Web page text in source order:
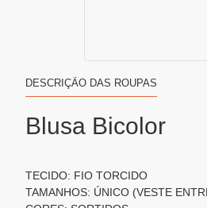
DESCRIÇÃO DAS ROUPAS
Blusa Bicolor
TECIDO: FIO TORCIDO
TAMANHOS: ÚNICO (VESTE